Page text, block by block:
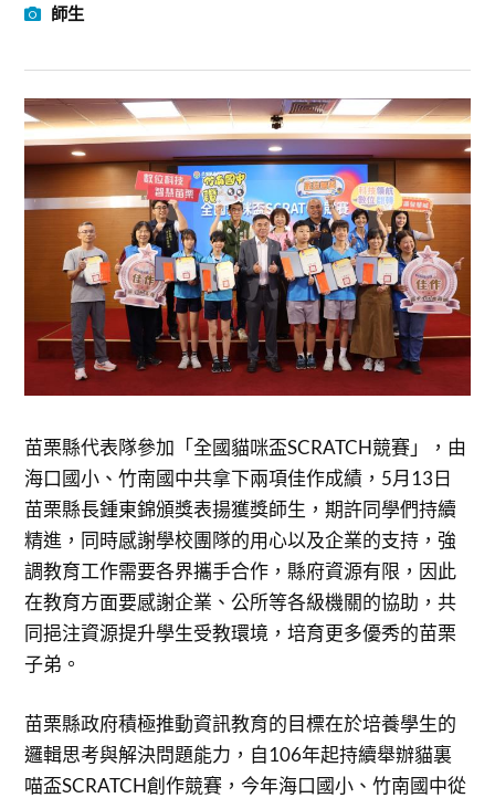
師生
苗栗縣代表隊參加「全國貓咪盃SCRATCH競賽」，由
海口國小、竹南國中共拿下兩項佳作成績，5月13日
苗栗縣長鍾東錦頒獎表揚獲獎師生，期許同學們持續
精進，同時感謝學校團隊的用心以及企業的支持，強
調教育工作需要各界攜手合作，縣府資源有限，因此
在教育方面要感謝企業、公所等各級機關的協助，共
同挹注資源提升學生受教環境，培育更多優秀的苗栗
子弟。
苗栗縣政府積極推動資訊教育的目標在於培養學生的
邏輯思考與解決問題能力，自106年起持續舉辦貓裏
喵盃SCRATCH創作競賽，今年海口國小、竹南國中從